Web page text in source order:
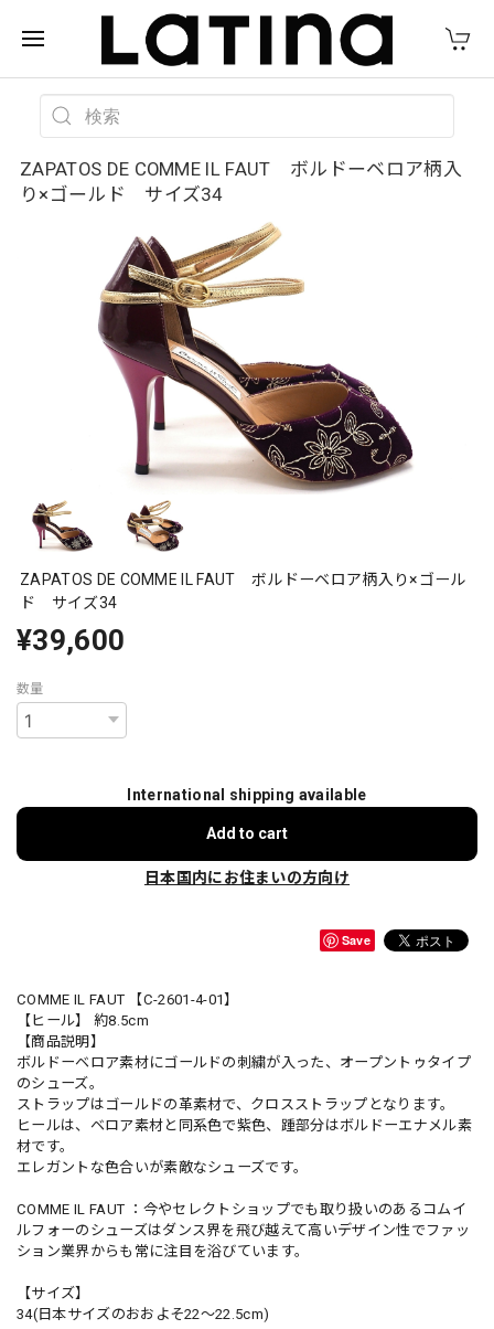
ZAPATOS DE COMME IL FAUT ボルドーベロア柄入
り×ゴールド サイズ34
ZAPATOS DE COMME IL FAUT ボルドーベロア柄入り×ゴール
ド サイズ34
¥39,600
数量
International shipping available
Add to cart
日本国内にお住まいの方向け
Save
COMME IL FAUT 【C-2601-4-01】
【ヒール】 約8.5cm
【商品説明】
ボルドーベロア素材にゴールドの刺繍が入った、オープントゥタイプ
のシューズ。
ストラップはゴールドの革素材で、クロスストラップとなります。
ヒールは、ベロア素材と同系色で紫色、踵部分はボルドーエナメル素
材です。
エレガントな色合いが素敵なシューズです。
COMME IL FAUT ：今やセレクトショップでも取り扱いのあるコムイ
ルフォーのシューズはダンス界を飛び越えて高いデザイン性でファッ
ション業界からも常に注目を浴びています。
【サイズ】
34(日本サイズのおおよそ22〜22.5cm)